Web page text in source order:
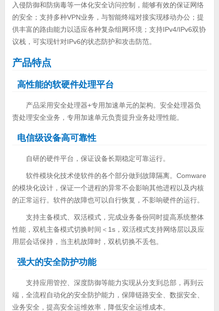
入侵防御和防病毒等一体化安全访问控制，能够有效的保证网络
的安全；支持多种VPN业务，与智能终端对接实现移动办公；提
供丰富的路由能力以适应各种复杂组网环境；支持IPv4/IPv6双协
议栈，可实现针对IPv6的状态防护和攻击防范。
产品特点
高性能的软硬件处理平台
产品采用安全处理器+专用加速单元的架构。安全处理器负
责处理安全业务，专用加速单元负责提升业务处理性能。
电信级设备高可靠性
自研的硬件平台，保证设备长期稳定可靠运行。
软件模块化技术使软件的各个部分做到故障隔离。Comware
的模块化设计，保证一个进程的异常不会影响其他进程以及内核
的正常运行。软件的故障也可以自行恢复，不影响硬件的运行。
支持主备模式、双活模式，完成业务备份同时提高系统整体
性能，双机主备模式切换时间＜1s，双活模式支持网络层以及应
用层会话保持，当主机故障时，双机切换不丢包。
强大的安全防护功能
支持应用管控、深度防御等能力实现从分支到总部，再到云
端，全流程自动化的安全防护能力，保障链路安全、数据安全、
业务安全，提高安全运维效率，降低安全运维成本。